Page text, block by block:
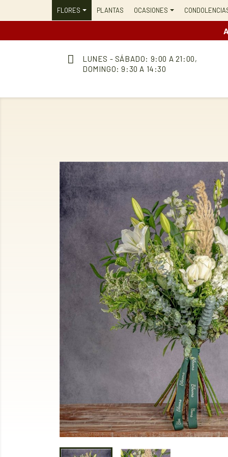
FLORES PLANTAS OCASIONES
LUNES - SÁBADO: 9:00 A 21:00,
DOMINGO: 9:30 A 14:30